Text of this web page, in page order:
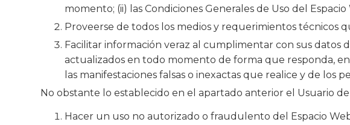
momento; (ii) las Condiciones Generales de Uso del
Proveerse de todos los medios y requerimientos técnicos
Facilitar información veraz al cumplimentar con sus datos
actualizados en todo momento de forma que responda,
las manifestaciones falsas o inexactas que realice y de
No obstante lo establecido en el apartado anterior el Usuario
Hacer un uso no autorizado o fraudulento del Espacio